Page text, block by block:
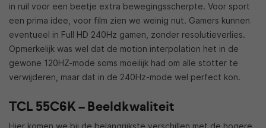
in ruil voor een beetje extra bewegingsscherpte. Voor sport
een prima idee, voor film zien we weinig nut. Gamers kunnen
eventueel in Full HD 240Hz gamen, zonder resolutieverlies.
Opmerkelijk was wel dat de motion interpolation het in de
gewone 120HZ-mode soms moeilijk had om alle stotter te
verwijderen, maar dat in de 240Hz-mode wel perfect kon.
TCL 55C6K – Beeldkwaliteit
Hier komen we bij de belangrijkste verschillen met de hogere